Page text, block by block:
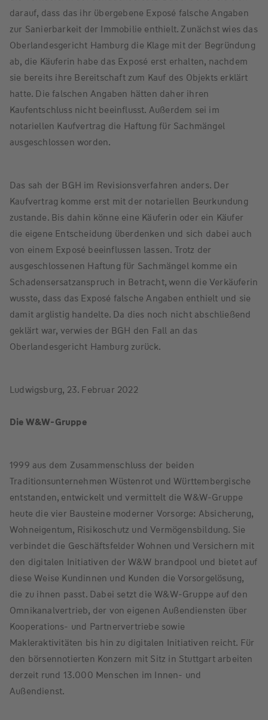
darauf, dass das ihr übergebene Exposé falsche Angaben
zur Sanierbarkeit der Immobilie enthielt. Zunächst wies das
Oberlandesgericht Hamburg die Klage mit der Begründung
ab, die Käuferin habe das Exposé erst erhalten, nachdem
sie bereits ihre Bereitschaft zum Kauf des Objekts erklärt
hatte. Die falschen Angaben hätten daher ihren
Kaufentschluss nicht beeinflusst. Außerdem sei im
notariellen Kaufvertrag die Haftung für Sachmängel
ausgeschlossen worden.
Das sah der BGH im Revisionsverfahren anders. Der
Kaufvertrag komme erst mit der notariellen Beurkundung
zustande. Bis dahin könne eine Käuferin oder ein Käufer
die eigene Entscheidung überdenken und sich dabei auch
von einem Exposé beeinflussen lassen. Trotz der
ausgeschlossenen Haftung für Sachmängel komme ein
Schadensersatzanspruch in Betracht, wenn die Verkäuferin
wusste, dass das Exposé falsche Angaben enthielt und sie
damit arglistig handelte. Da dies noch nicht abschließend
geklärt war, verwies der BGH den Fall an das
Oberlandesgericht Hamburg zurück.
Ludwigsburg, 23. Februar 2022
Die W&W-Gruppe
1999 aus dem Zusammenschluss der beiden
Traditionsunternehmen Wüstenrot und Württembergische
entstanden, entwickelt und vermittelt die W&W-Gruppe
heute die vier Bausteine moderner Vorsorge: Absicherung,
Wohneigentum, Risikoschutz und Vermögensbildung. Sie
verbindet die Geschäftsfelder Wohnen und Versichern mit
den digitalen Initiativen der W&W brandpool und bietet auf
diese Weise Kundinnen und Kunden die Vorsorgelösung,
die zu ihnen passt. Dabei setzt die W&W-Gruppe auf den
Omnikanalvertrieb, der von eigenen Außendiensten über
Kooperations- und Partnervertriebe sowie
Makleraktivitäten bis hin zu digitalen Initiativen reicht. Für
den börsennotierten Konzern mit Sitz in Stuttgart arbeiten
derzeit rund 13.000 Menschen im Innen- und
Außendienst.